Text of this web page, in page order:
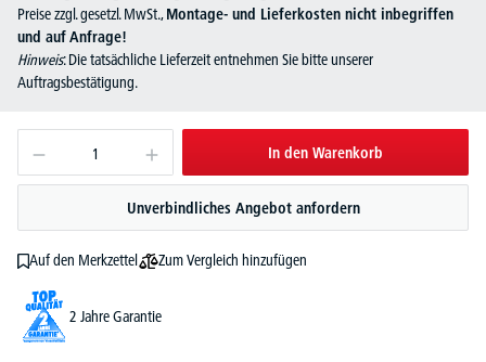
Preise zzgl. gesetzl. MwSt.,Montage- und Lieferkosten nicht inbegriffen
und auf Anfrage!
Hinweis: Die tatsächliche Lieferzeit entnehmen Sie bitte unserer
Auftragsbestätigung.
In den Warenkorb
Unverbindliches Angebot anfordern
Auf den Merkzettel Zum Vergleich hinzufügen
2 Jahre Garantie